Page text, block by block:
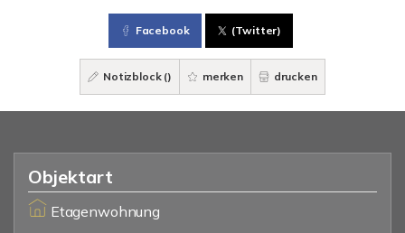
Facebook (Twitter)
Notizblock () merken drucken
Objektart
Etagenwohnung